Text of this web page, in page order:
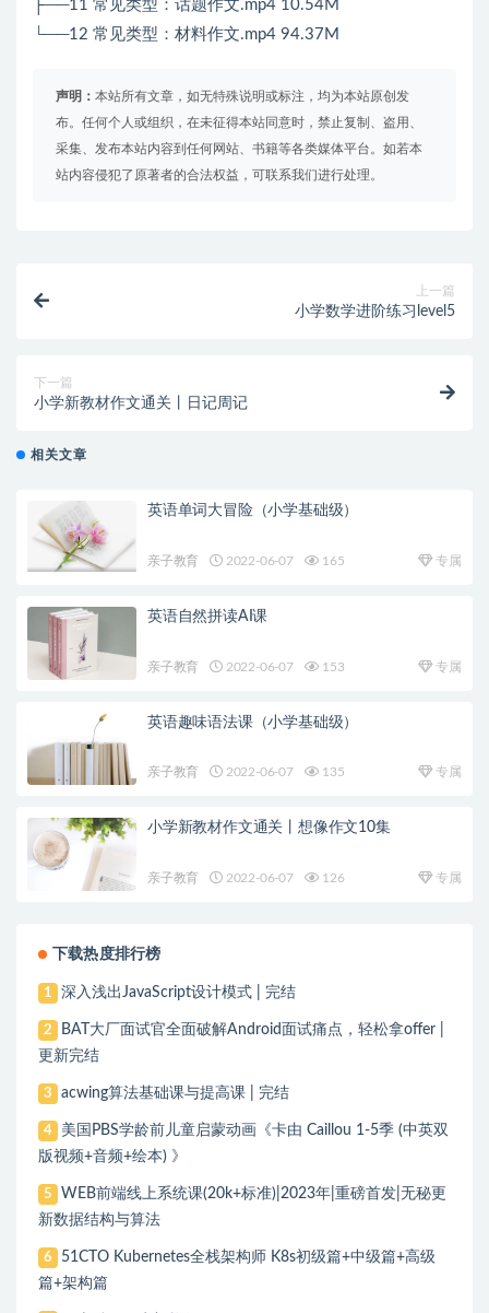
├──11 常见类型：话题作文.mp4 10.54M
└──12 常见类型：材料作文.mp4 94.37M
声明： 本站所有文章，如无特殊说明或标注，均为本站原创发
布。任何个人或组织，在未征得本站同意时，禁止复制、盗用、
采集、发布本站内容到任何网站、书籍等各类媒体平台。如若本
站内容侵犯了原著者的合法权益，可联系我们进行处理。
上一篇
小学数学进阶练习level5
下一篇
小学新教材作文通关丨日记周记
相关文章
英语单词大冒险（小学基础级）
亲子教育 2022-06-07 165 专属
英语自然拼读AI课
亲子教育 2022-06-07 153 专属
英语趣味语法课（小学基础级）
亲子教育 2022-06-07 135 专属
小学新教材作文通关丨想像作文10集
亲子教育 2022-06-07 126 专属
下载热度排行榜
1 深入浅出JavaScript设计模式 | 完结
2
BAT大厂面试官全面破解Android面试痛点，轻松拿offer |
更新完结
3 acwing算法基础课与提高课 | 完结
4
美国PBS学龄前儿童启蒙动画《卡由 Caillou 1-5季 (中英双
版视频+音频+绘本) 》
5
WEB前端线上系统课(20k+标准)|2023年|重磅首发|无秘更
新数据结构与算法
6
51CTO Kubernetes全栈架构师 K8s初级篇+中级篇+高级
篇+架构篇